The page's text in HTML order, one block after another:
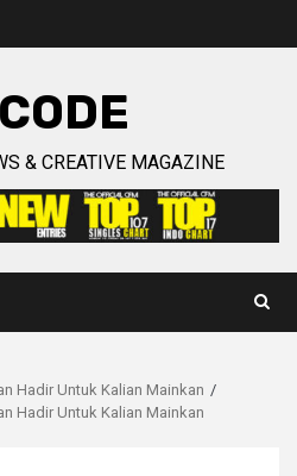
& CREATIVE MAGAZINE
Hadir Untuk Kalian Mainkan
Hadir Untuk Kalian Mainkan